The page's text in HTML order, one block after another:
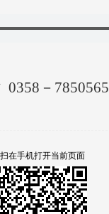
－7850565
在手机打开当前页面